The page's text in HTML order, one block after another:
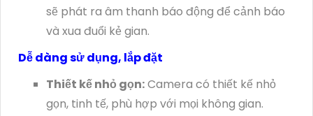
sẽ phát ra âm thanh báo động để cảnh báo
và xua đuổi kẻ gian.
Dễ dàng sử dụng, lắp đặt
Thiết kế nhỏ gọn:Camera có thiết kế nhỏ
gọn, tinh tế, phù hợp với mọi không gian.